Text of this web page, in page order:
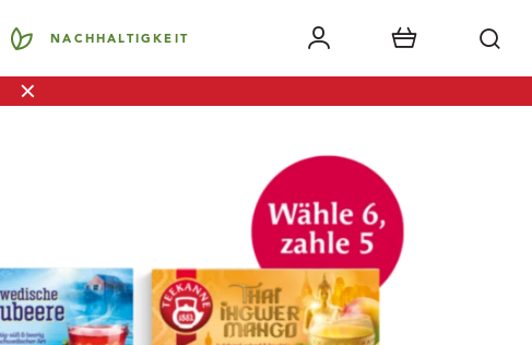
NACHHALTIGKEIT